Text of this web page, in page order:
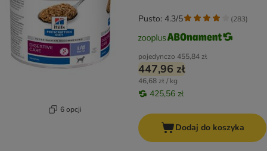
6 opcji
pojedynczo 455,84 zł
447,96 zł
46,68 zł / kg
425,56 zł
Pusto: 4.3/5 (283)
Dodaj do koszyka